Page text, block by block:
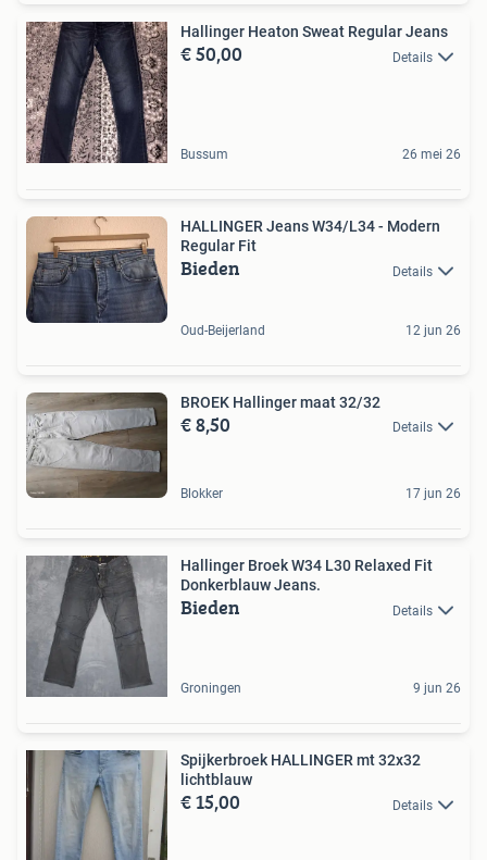
Hallinger Heaton Sweat Regular Jeans
€ 50,00 Details
Bussum 26 mei 26
HALLINGER Jeans W34/L34 - Modern
Regular Fit
Bieden Details
Oud-Beijerland 12 jun 26
BROEK Hallinger maat 32/32
€ 8,50 Details
Blokker 17 jun 26
Hallinger Broek W34 L30 Relaxed Fit
Donkerblauw Jeans.
Bieden Details
Groningen 9 jun 26
Spijkerbroek HALLINGER mt 32x32
lichtblauw
€ 15,00 Details